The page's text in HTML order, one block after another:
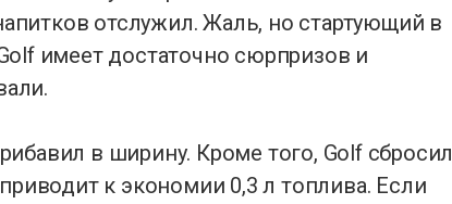
отслужил. Жаль, но стартующий в
имеет достаточно сюрпризов и
в ширину. Кроме того, Golf сбросил
к экономии 0,3 л топлива. Если